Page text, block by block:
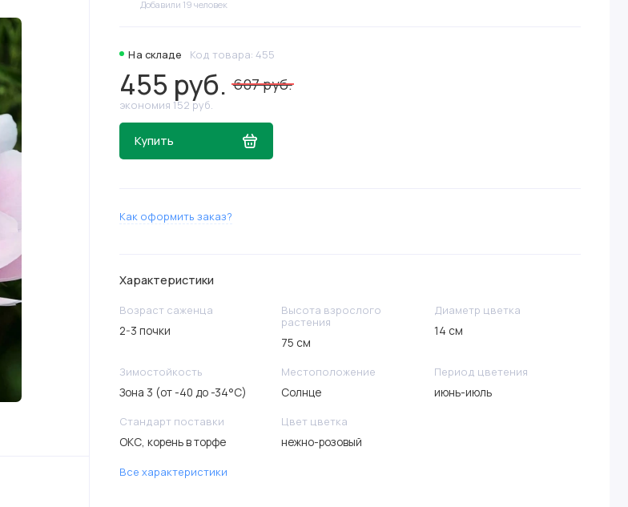
На складе Код товара: 455
455 руб. 607 руб.
экономия 152 руб.
Купить
Добавили 19 человек
Как оформить заказ?
Характеристики
Возраст саженца
2-3 почки
Высота взрослого
растения
75 см
Диаметр цветка
14 см
Зимостойкость
Зона 3 (от -40 до -34°C)
Местоположение
Солнце
Период цветения
июнь-июль
Стандарт поставки
ОКС, корень в торфе
Цвет цветка
нежно-розовый
Все характеристики